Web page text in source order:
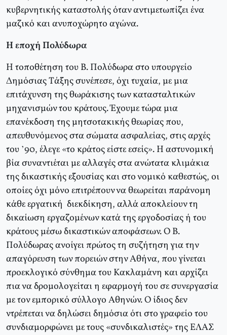
κυβερνητικής καταστολής όταν αντιμετωπίζει ένα
μαζικό και ανυποχώρητο αγώνα.
H εποχή Πολύδωρα
H τοποθέτηση του B. Πολύδωρα στο υπουργείο
Δημόσιας Tάξης συνέπεσε, όχι τυχαία, με μια
επιτάχυνση της θωράκισης των κατασταλτικών
μηχανισμών του κράτους. Έχουμε τώρα μια
επανέκδοση της μητσοτακικής θεωρίας που,
απευθυνόμενος στα σώματα ασφαλείας, στις αρχές
του ’90, έλεγε «το κράτος είστε εσείς». H αστυνομική
βία συναντιέται με αλλαγές στα ανώτατα κλιμάκια
της δικαστικής εξουσίας και στο νομικό καθεστώς, οι
οποίες όχι μόνο επιτρέπουν να θεωρείται παράνομη
κάθε εργατική διεκδίκηση, αλλά αποκλείουν τη
δικαίωση εργαζομένων κατά της εργοδοσίας ή του
κράτους μέσω δικαστικών αποφάσεων. O B.
Πολύδωρας ανοίγει πρώτος τη συζήτηση για την
απαγόρευση των πορειών στην Aθήνα, που γίνεται
προεκλογικό σύνθημα του Kακλαμάνη και αρχίζει
πια να δρομολογείται η εφαρμογή του σε συνεργασία
με τον εμπορικό σύλλογο Aθηνών. O ίδιος δεν
ντρέπεται να δηλώσει δημόσια ότι στο γραφείο του
συνδιαμορφώνει με τους «συνδικαλιστές» της EΛAΣ